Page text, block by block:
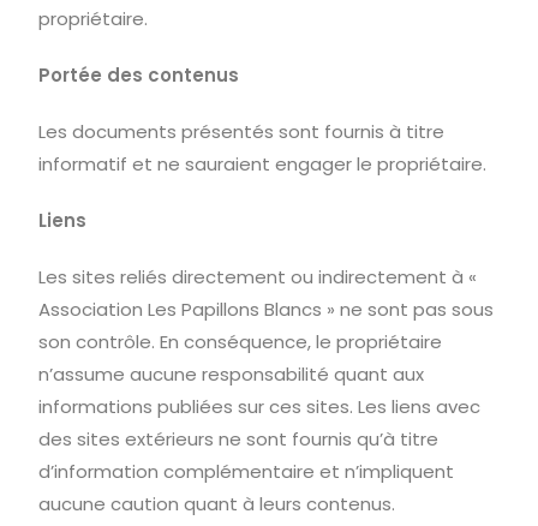
propriétaire.
Portée des contenus
Les documents présentés sont fournis à titre
informatif et ne sauraient engager le propriétaire.
Liens
Les sites reliés directement ou indirectement à «
Association Les Papillons Blancs » ne sont pas sous
son contrôle. En conséquence, le propriétaire
n’assume aucune responsabilité quant aux
informations publiées sur ces sites. Les liens avec
des sites extérieurs ne sont fournis qu’à titre
d’information complémentaire et n’impliquent
aucune caution quant à leurs contenus.